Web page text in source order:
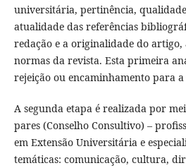
universitária, pertinência,
atualidade das referências
redação e a originalidade do artigo,
normas da revista. Esta primeira
rejeição ou encaminhamento para a
A segunda etapa é realizada por
pares (Conselho Consultivo) –
em Extensão Universitária e
temáticas: comunicação, cultura,